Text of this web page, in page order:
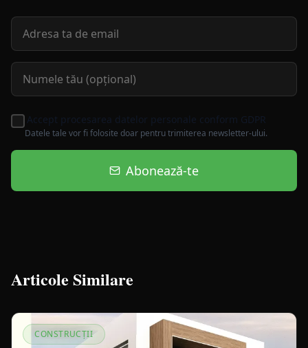
Accept procesarea datelor personale conform GDPR
Datele tale vor fi folosite doar pentru trimiterea newsletter-ului.
Abonează-te
Articole Similare
CONSTRUCȚII